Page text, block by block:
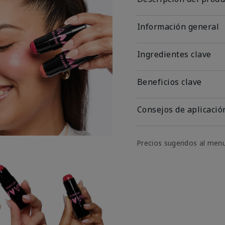
Información general
Ingredientes clave
Beneficios clave
Consejos de
Precios sugeridos al